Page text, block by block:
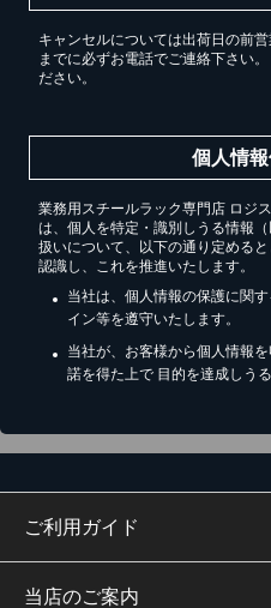
キャンセルについては出荷日の前
までに必ずお電話でご連絡下さい
ださい。
個人情
業務用スチールラック専門店 ロジ
は、個人を特定・識別しうる情報
扱いについて、以下の通り定める
認識し、これを推進いたします。
当社は、個人情報の保護に関
イン等を遵守いたします。
当社が、お客様から個人情報
諾を得た上で 目的を達成しう
ご利用ガイド
当店のご案内